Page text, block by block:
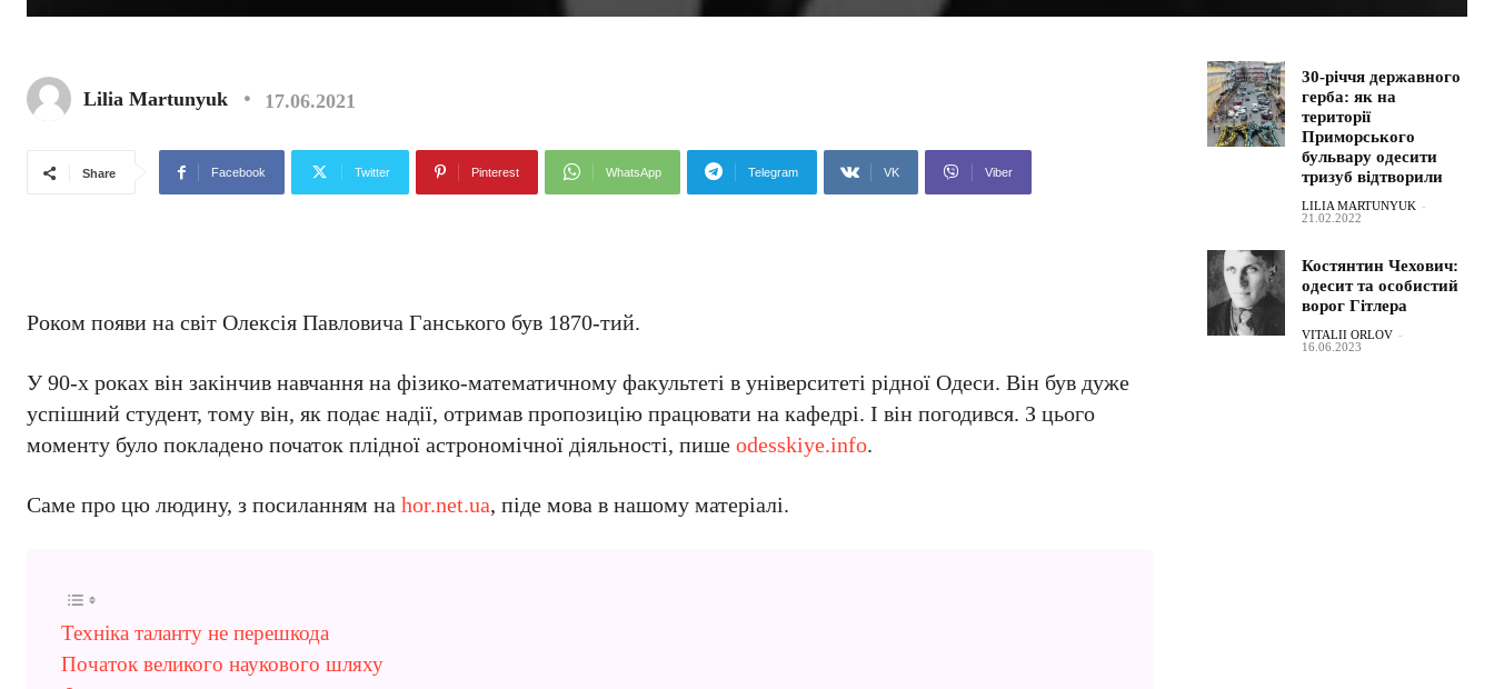
Lilia Martunyuk 17.06.2021
Share Facebook Twitter Pinterest WhatsApp Telegram VK Viber
Роком появи на світ Олексія Павловича Ганського був 1870-тий.
У 90-х роках він закінчив навчання на фізико-математичному факультеті в університеті рідної Одеси. Він був дуже
успішний студент, тому він, як подає надії, отримав пропозицію працювати на кафедрі. І він погодився. З цього
моменту було покладено початок плідної астрономічної діяльності, пише odesskiye.info.
Саме про цю людину, з посиланням на hor.net.ua, піде мова в нашому матеріалі.
Техніка таланту не перешкода
Початок великого наукового шляху
30-річчя державного
герба: як на
території
Приморського
бульвару одесити
тризуб відтворили
LILIA MARTUNYUK -
21.02.2022
Костянтин Чехович:
одесит та особистий
ворог Гітлера
VITALII ORLOV -
16.06.2023